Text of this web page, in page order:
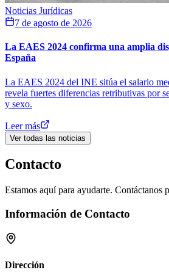
Noticias Jurídicas
7 de agosto de 2026
La EAES 2024 confirma una amplia
España
La EAES 2024 del INE sitúa el salario
revela fuertes diferencias retributivas por
y sexo.
Leer más
Ver todas las noticias
Contacto
Estamos aquí para ayudarte. Contáctanos
Información de Contacto
Dirección